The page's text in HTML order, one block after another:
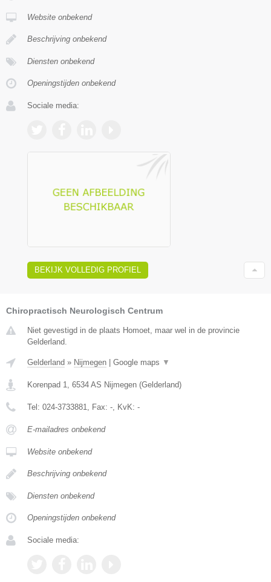
Website onbekend
Beschrijving onbekend
Diensten onbekend
Openingstijden onbekend
Sociale media:
BEKIJK VOLLEDIG PROFIEL
Chiropractisch Neurologisch Centrum
Niet gevestigd in de plaats Homoet, maar wel in de provincie
Gelderland.
Gelderland » Nijmegen Google maps ▼
Korenpad 1, 6534 AS Nijmegen (Gelderland)
Tel: 024-3733881, Fax: -, KvK: -
E-mailadres onbekend
Website onbekend
Beschrijving onbekend
Diensten onbekend
Openingstijden onbekend
Sociale media: